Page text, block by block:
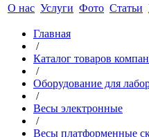
О нас Услуги Фото Статьи
Главная
/
Каталог товаров
/
Оборудование для
/
Весы электронные
/
Весы платформенные